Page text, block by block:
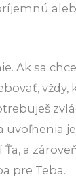
Ak sa
vždy,
uvoľnenia
a
pre Teba.